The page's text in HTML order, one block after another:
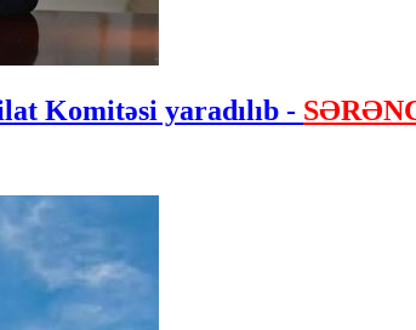
Komitəsi yaradılıb -